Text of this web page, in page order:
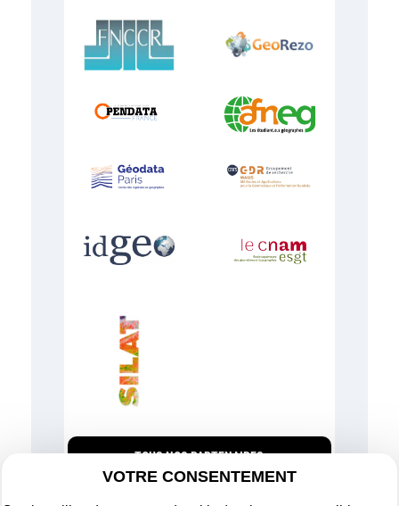
TOUS NOS PARTENAIRES
VOTRE CONSENTEMENT